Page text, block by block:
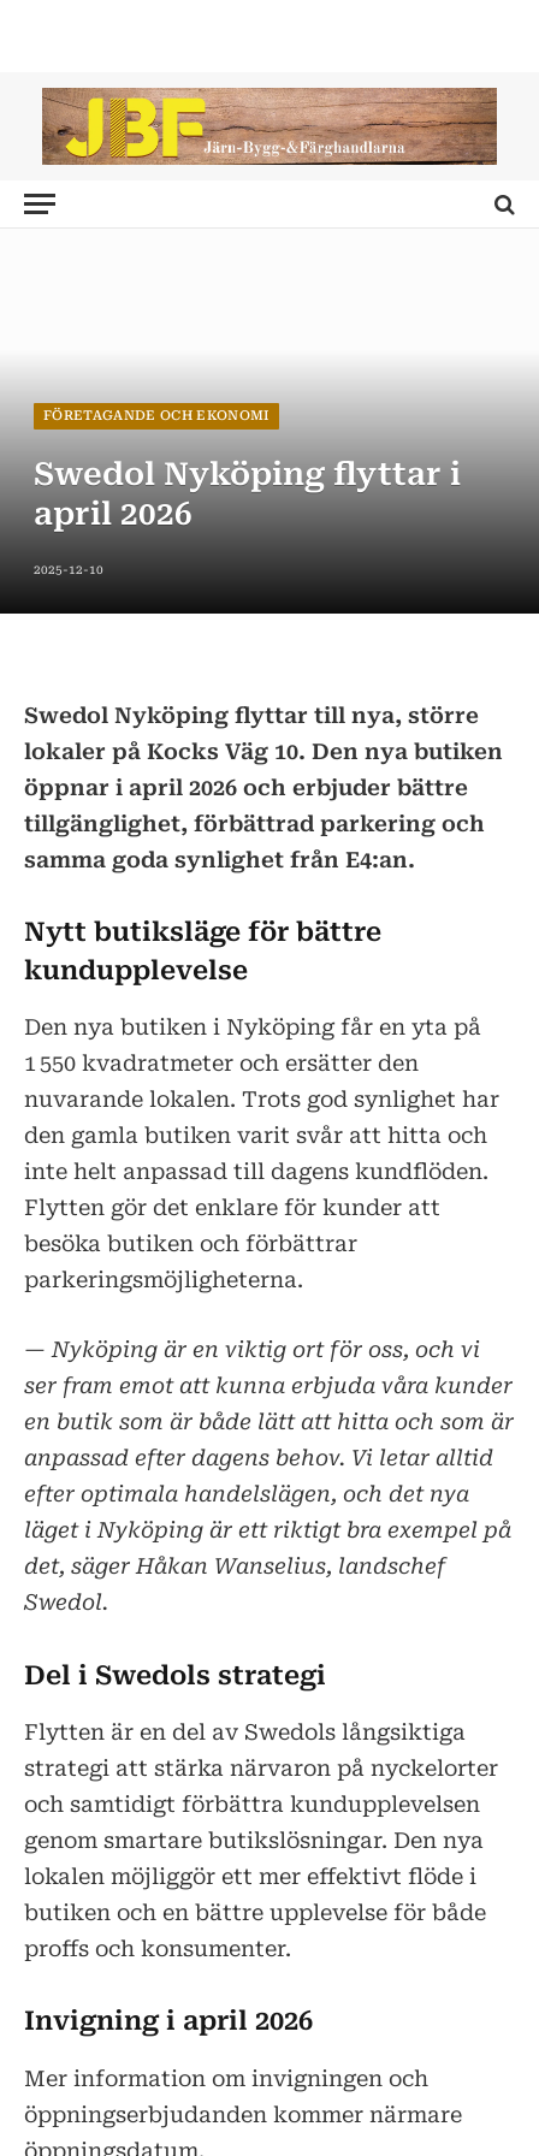
FÖRETAGANDE OCH EKONOMI
Swedol Nyköping flyttar i
april 2026
2025-12-10
Swedol Nyköping flyttar till nya, större
lokaler på Kocks Väg 10. Den nya butiken
öppnar i april 2026 och erbjuder bättre
tillgänglighet, förbättrad parkering och
samma goda synlighet från E4:an.
Nytt butiksläge för bättre
kundupplevelse
Den nya butiken i Nyköping får en yta på
1 550 kvadratmeter och ersätter den
nuvarande lokalen. Trots god synlighet har
den gamla butiken varit svår att hitta och
inte helt anpassad till dagens kundflöden.
Flytten gör det enklare för kunder att
besöka butiken och förbättrar
parkeringsmöjligheterna.
— Nyköping är en viktig ort för oss, och vi
ser fram emot att kunna erbjuda våra kunder
en butik som är både lätt att hitta och som är
anpassad efter dagens behov. Vi letar alltid
efter optimala handelslägen, och det nya
läget i Nyköping är ett riktigt bra exempel på
det, säger Håkan Wanselius, landschef
Swedol.
Del i Swedols strategi
Flytten är en del av Swedols långsiktiga
strategi att stärka närvaron på nyckelorter
och samtidigt förbättra kundupplevelsen
genom smartare butikslösningar. Den nya
lokalen möjliggör ett mer effektivt flöde i
butiken och en bättre upplevelse för både
proffs och konsumenter.
Invigning i april 2026
Mer information om invigningen och
öppningserbjudanden kommer närmare
öppningsdatum.